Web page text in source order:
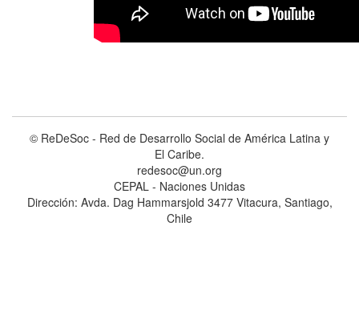
© ReDeSoc - Red de Desarrollo Social de América Latina y
El Caribe.
redesoc@un.org
CEPAL - Naciones Unidas
Dirección: Avda. Dag Hammarsjold 3477 Vitacura, Santiago,
Chile